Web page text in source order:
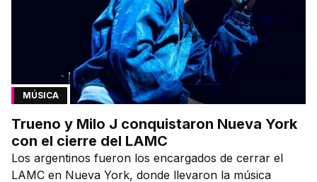
MÚSICA
Trueno y Milo J conquistaron Nueva York
con el cierre del LAMC
Los argentinos fueron los encargados de cerrar el
LAMC en Nueva York, donde llevaron la música